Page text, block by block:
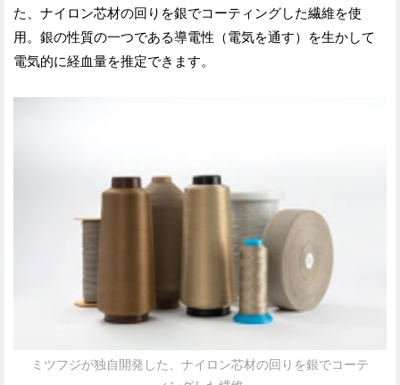
た、ナイロン芯材の回りを銀でコーティングした繊維を使
用。銀の性質の一つである導電性（電気を通す）を生かして
電気的に経血量を推定できます。
ミツフジが独自開発した、ナイロン芯材の回りを銀でコーテ